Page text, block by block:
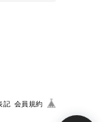
記 会員規約